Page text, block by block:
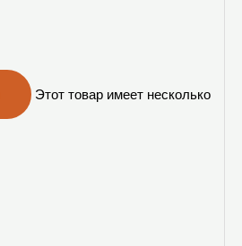
Этот товар имеет несколько